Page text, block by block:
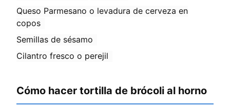
Queso Parmesano o levadura de cerveza en
copos
Semillas de sésamo
Cilantro fresco o perejil
Cómo hacer tortilla de brócoli al horno